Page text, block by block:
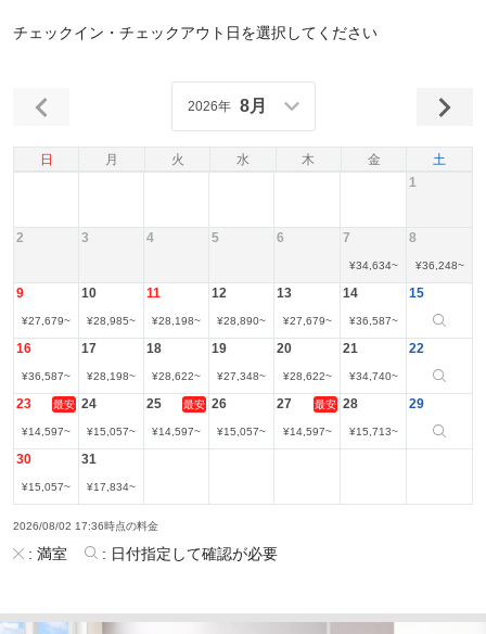
チェックイン・チェックアウト日を選択してください
日 月 火 水 木 金 土
2026年 8月
1
2 3 4 5 6 7
¥34,634~
8
¥36,248~
9
¥27,679~
10
¥28,985~
11
¥28,198~
12
¥28,890~
13
¥27,679~
14
¥36,587~
15
16
¥36,587~
17
¥28,198~
18
¥28,622~
19
¥27,348~
20
¥28,622~
21
¥34,740~
22
23 最安
¥14,597~
24
¥15,057~
25 最安
¥14,597~
26
¥15,057~
27 最安
¥14,597~
28
¥15,713~
29
30
¥15,057~
31
¥17,834~
2026/08/02 17:36時点の料金
: 満室 : 日付指定して確認が必要